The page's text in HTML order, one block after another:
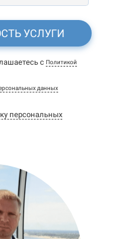
УСЛУГИ
с Политикой
данных
персональных